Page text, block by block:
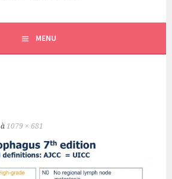
MENU
à1079 × 681